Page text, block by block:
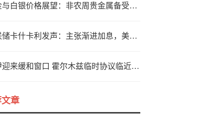
黄金与白银价格展望：非农周贵金属备受关注，黄金测试关键突破位
美联储卡什卡利发声：主张渐进加息，美联储内部政策分歧
美伊迎来缓和窗口 霍尔木兹临时协议临近落地
章